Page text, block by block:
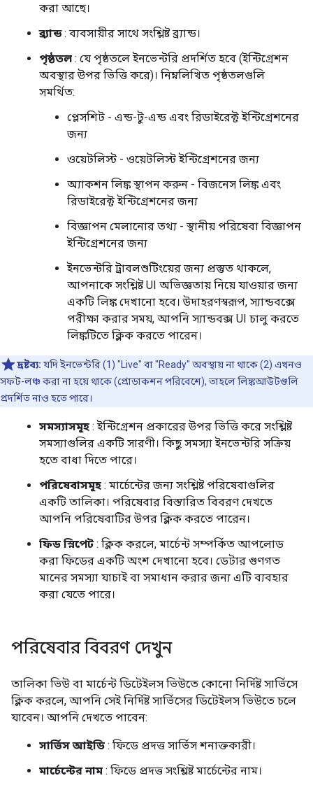
করা আছে।
ব্র্যান্ড: ব্যবসায়ীর সাথে সংশ্লিষ্ট ব্র্যান্ড।
পৃষ্ঠতল : যে পৃষ্ঠতলে ইনভেন্টরি প্রদর্শিত হবে (ইন্টিগ্রেশন
অবস্থার উপর ভিত্তি করে)। নিম্নলিখিত পৃষ্ঠতলগুলি
সমর্থিত:
প্লেসশিট - এন্ড-টু-এন্ড এবং রিডাইরেক্ট ইন্টিগ্রেশনের
জন্য
ওয়েটলিস্ট - ওয়েটলিস্ট ইন্টিগ্রেশনের জন্য
অ্যাকশন লিঙ্ক স্থাপন করুন - বিজনেস লিঙ্ক এবং
রিডাইরেক্ট ইন্টিগ্রেশনের জন্য
বিজ্ঞাপন মেলানোর তথ্য - স্থানীয় পরিষেবা বিজ্ঞাপন
ইন্টিগ্রেশনের জন্য
ইনভেন্টরি ট্রাবলশুটিংয়ের জন্য প্রস্তুত থাকলে,
আপনাকে সংশ্লিষ্ট UI অভিজ্ঞতায় নিয়ে যাওয়ার জন্য
একটি লিঙ্ক দেখানো হবে। উদাহরণস্বরূপ, স্যান্ডবক্সে
পরীক্ষা করার সময়, আপনি স্যান্ডবক্স UI চালু করতে
লিঙ্কটিতে ক্লিক করতে পারেন।
দ্রষ্টব্য: যদি ইনভেন্টরি (1) "Live" বা "Ready" অবস্থায় না থাকে (2) এখনও
সফট-লঞ্চ করা না হয়ে থাকে (প্রোডাকশন পরিবেশে), তাহলে লিঙ্কআউটগুলি
প্রদর্শিত নাও হতে পারে।
সমস্যাসমূহ : ইন্টিগ্রেশন প্রকারের উপর ভিত্তি করে সংশ্লিষ্ট
সমস্যাগুলির একটি সারণী। কিছু সমস্যা ইনভেন্টরি সক্রিয়
হতে বাধা দিতে পারে।
পরিষেবাসমূহ : মার্চেন্টের জন্য সংশ্লিষ্ট পরিষেবাগুলির
একটি তালিকা। পরিষেবার বিস্তারিত বিবরণ দেখতে
আপনি পরিষেবাটির উপর ক্লিক করতে পারেন।
ফিড স্নিপেট: ক্লিক করলে, মার্চেন্ট সম্পর্কিত আপলোড
করা ফিডের একটি অংশ দেখানো হবে। ডেটার গুণগত
মানের সমস্যা যাচাই বা সমাধান করার জন্য এটি ব্যবহার
করা যেতে পারে।
পরিষেবার বিবরণ দেখুন
তালিকা ভিউ বা মার্চেন্ট ডিটেইলস ভিউতে কোনো নির্দিষ্ট সার্ভিসে
ক্লিক করলে, আপনি সেই নির্দিষ্ট সার্ভিসের ডিটেইলস ভিউতে চলে
যাবেন। আপনি দেখতে পাবেন:
সার্ভিস আইডি : ফিডে প্রদত্ত সার্ভিস শনাক্তকারী।
মার্চেন্টের নাম : ফিডে প্রদত্ত সংশ্লিষ্ট মার্চেন্টের নাম।